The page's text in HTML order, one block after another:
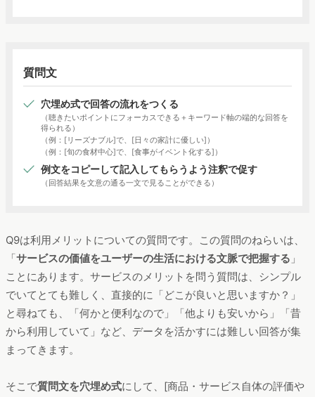
質問文
穴埋め式で回答の流れをつくる
（聴きたいポイントにフォーカスできる＋キーワード軸の端的な回答を
得られる）
（例：[リーズナブル]で、[日々の家計に優しい]）
（例：[旬の食材中心]で、[食事がイベント化する]）
例文をコピーして記入してもらうよう注釈で促す
（回答結果を文意の通る一文で見ることができる）
Q9は利用メリットについての質問です。この質問のねらいは、
「サービスの価値をユーザーの生活における文脈で把握する 」
ことにあります。サービスのメリットを問う質問は、シンプル
でいてとても難しく、直接的に「どこが良いと思いますか？」
と尋ねても、「何かと便利なので」「他よりも安いから」「昔
から利用していて」など、データを活かすには難しい回答が集
まってきます。
そこで質問文を穴埋め式にして、[商品・サービス自体の評価や